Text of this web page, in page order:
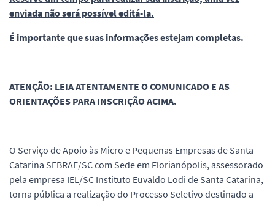
enviada não será possível editá-la.
É importante que suas informações estejam completas.
ATENÇÃO: LEIA ATENTAMENTE O COMUNICADO E AS
ORIENTAÇÕES PARA INSCRIÇÃO ACIMA.
O Serviço de Apoio às Micro e Pequenas Empresas de Santa
Catarina SEBRAE/SC com Sede em Florianópolis, assessorado
pela empresa IEL/SC Instituto Euvaldo Lodi de Santa Catarina,
torna pública a realização do Processo Seletivo destinado a